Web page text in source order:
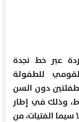
عبر خط نجدة
القومي للطفولة
دون السن
وذلك في إطار
سيما الفتيات، من